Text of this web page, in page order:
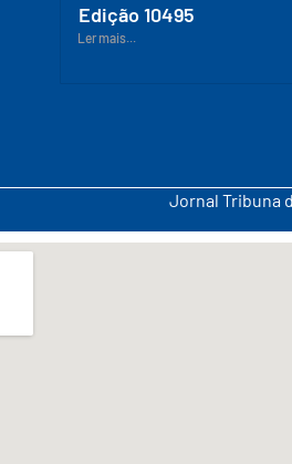
Edição 10495
Ler mais...
Jornal Tribuna